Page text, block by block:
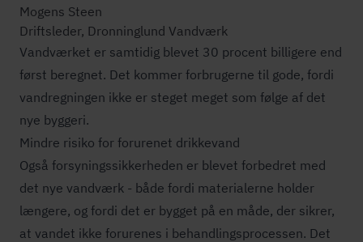
Mogens Steen
Driftsleder, Dronninglund Vandværk
Vandværket er samtidig blevet 30 procent billigere end
først beregnet. Det kommer forbrugerne til gode, fordi
vandregningen ikke er steget meget som følge af det
nye byggeri.
Mindre risiko for forurenet drikkevand
Også for­sy­nings­sik­ker­he­den er blevet forbedret med
det nye vandværk - både fordi materialerne holder
længere, og fordi det er bygget på en måde, der sikrer,
at vandet ikke forurenes i be­hand­lings­pro­ces­sen. Det